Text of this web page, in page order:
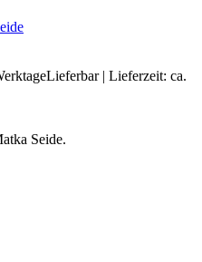
Lieferbar | Lieferzeit: ca.
Seide.